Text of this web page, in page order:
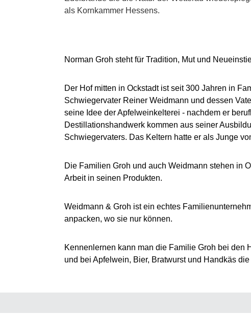
als Kornkammer Hessens.
Norman Groh steht für Tradition, Mut und
Der Hof mitten in Ockstadt ist seit 300 Jahren in
Schwiegervater Reiner Weidmann und dessen
seine Idee der Apfelweinkelterei - nachdem er
Destillationshandwerk kommen aus seiner
Schwiegervaters. Das Keltern hatte er als Junge
Die Familien Groh und auch Weidmann stehen in
Arbeit in seinen Produkten.
Weidmann & Groh ist ein echtes
anpacken, wo sie nur können.
Kennenlernen kann man die Familie Groh bei den
und bei Apfelwein, Bier, Bratwurst und Handkäs